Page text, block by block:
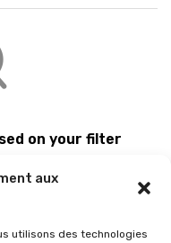
aux
utilisons des technologies
on your filter